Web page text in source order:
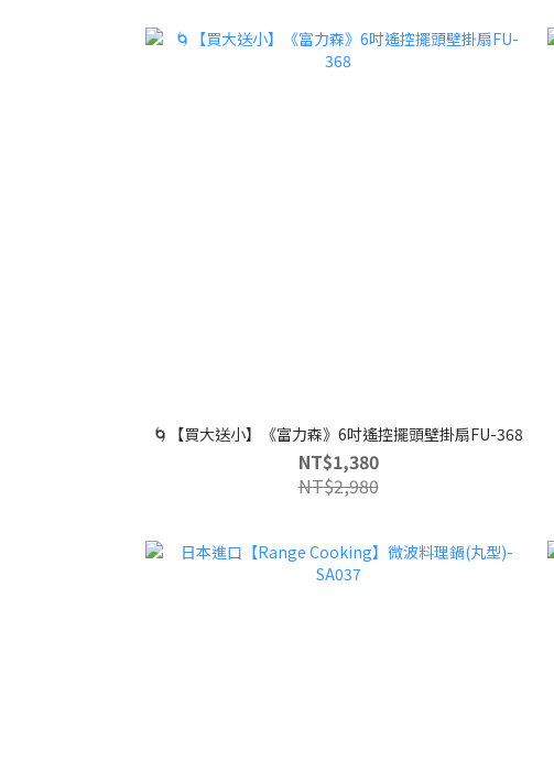
🌀【買大送小】《富力森》6吋遙控擺頭壁掛扇FU-368
NT$1,380
NT$2,980